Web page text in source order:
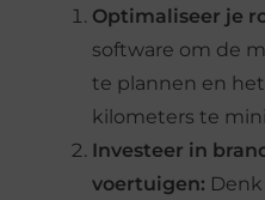
Optimaliseer je
software om de
te plannen en
kilometers te
Investeer in
voertuigen: